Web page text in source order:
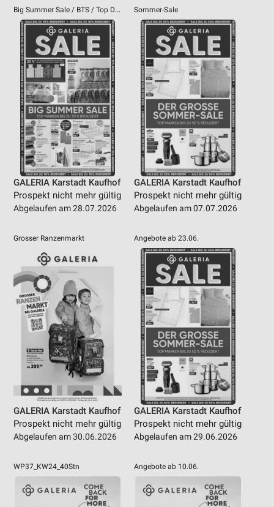
Big Summer Sale / BTS / Top Deal
GALERIA Karstadt Kaufhof
Prospekt nicht mehr gültig
Abgelaufen am 28.07.2026
Sommer-Sale
GALERIA Karstadt Kaufhof
Prospekt nicht mehr gültig
Abgelaufen am 07.07.2026
Grosser Ranzenmarkt
GALERIA Karstadt Kaufhof
Prospekt nicht mehr gültig
Abgelaufen am 30.06.2026
Angebote ab 23.06.
GALERIA Karstadt Kaufhof
Prospekt nicht mehr gültig
Abgelaufen am 29.06.2026
WP37_KW24_40Stn Angebote ab 10.06.